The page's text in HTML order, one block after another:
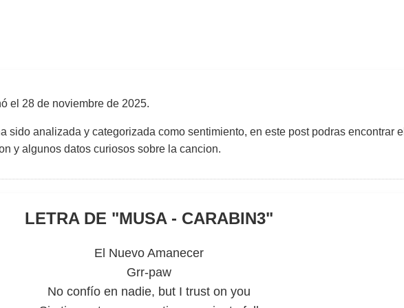
el 28 de noviembre de 2025.
sido analizada y categorizada como sentimiento, en este post podras encontrar el
y algunos datos curiosos sobre la cancion.
LETRA DE "MUSA - CARABIN3"
El Nuevo Amanecer
Grr-paw
No confío en nadie, but I trust on you